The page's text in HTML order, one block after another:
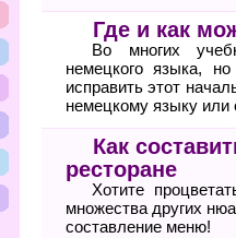
Где и как
Во многих
немецкого языка,
исправить этот
немецкому языку
Как
ресторане
Хотите
множества других
составление меню!